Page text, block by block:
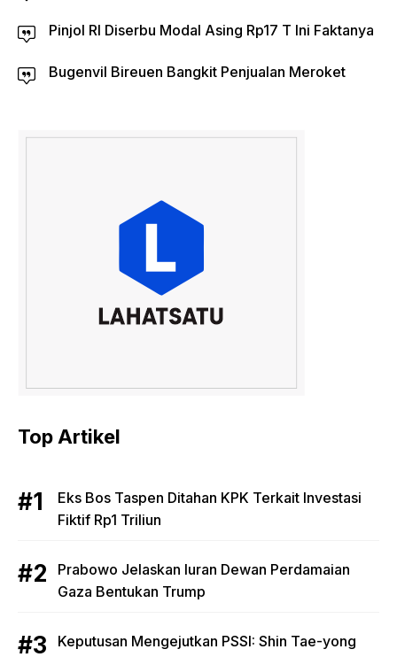
Pinjol RI Diserbu Modal Asing Rp17 T Ini Faktanya
Bugenvil Bireuen Bangkit Penjualan Meroket
Top Artikel
Eks Bos Taspen Ditahan KPK Terkait Investasi
Fiktif Rp1 Triliun
Prabowo Jelaskan Iuran Dewan Perdamaian
Gaza Bentukan Trump
Keputusan Mengejutkan PSSI: Shin Tae-yong